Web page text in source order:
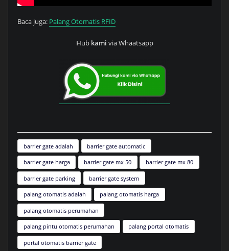
Baca juga: Palang Otomatis RFID
Hubkami via Whaatsapp
barrier gate adalah barrier gate automatic
barrier gate harga barrier gate mx 50 barrier gate mx 80
barrier gate parking barrier gate system
palang otomatis adalah palang otomatis harga
palang otomatis perumahan
palang pintu otomatis perumahan palang portal otomatis
portal otomatis barrier gate